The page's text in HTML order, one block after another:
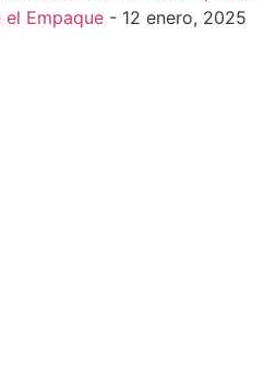
Empaque - 12 enero, 2025